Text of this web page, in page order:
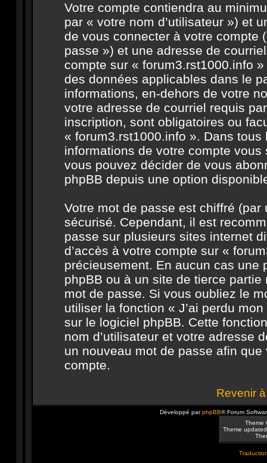
Votre compte contiendra au
par « votre nom d’utilisateur ») et
de vous connecter à votre compte
passe ») et une adresse de
compte sur « forum3.rst1000.info
des données applicables dans le
informations, en-dehors de votre
votre adresse de courriel requis
inscription, sont obligatoires ou
« forum3.rst1000.info ». Dans
informations de votre compte
vous pouvez décider de vous
phpBB depuis une option
Votre mot de passe est chiffré (par
sécurisé. Cependant, il est
passe sur plusieurs sites internet
d’accès à votre compte sur «
précieusement. En aucun cas une
phpBB ou à un site de tierce
mot de passe. Si vous oubliez le
utiliser la fonction « J’ai perdu
sur le logiciel phpBB. Cette
nom d’utilisateur et votre adresse
un nouveau mot de passe afin
compte.
Revenir
Développé parphpBB® Forum
Theme
Theme